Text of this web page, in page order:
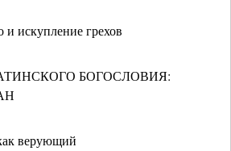
и искупление грехов
БОГОСЛОВИЯ:
верующий